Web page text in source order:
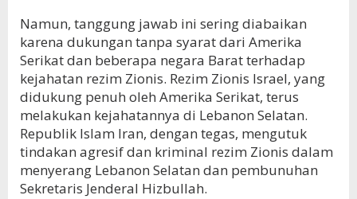
Namun, tanggung jawab ini sering diabaikan
karena dukungan tanpa syarat dari Amerika
Serikat dan beberapa negara Barat terhadap
kejahatan rezim Zionis. Rezim Zionis Israel, yang
didukung penuh oleh Amerika Serikat, terus
melakukan kejahatannya di Lebanon Selatan.
Republik Islam Iran, dengan tegas, mengutuk
tindakan agresif dan kriminal rezim Zionis dalam
menyerang Lebanon Selatan dan pembunuhan
Sekretaris Jenderal Hizbullah.